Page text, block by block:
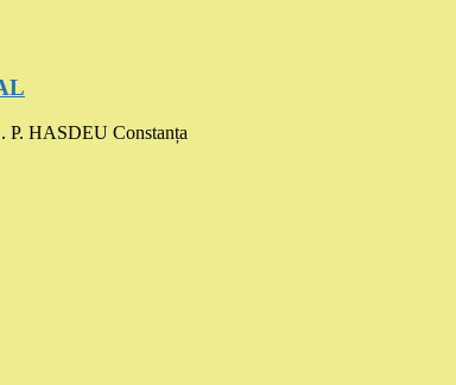
P. HASDEU Constanța